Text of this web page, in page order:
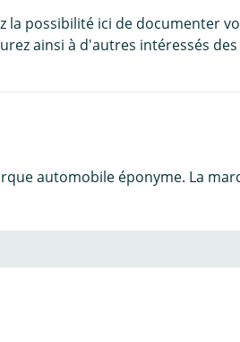
la possibilité ici de documenter
ainsi à d'autres intéressés
automobile éponyme. La